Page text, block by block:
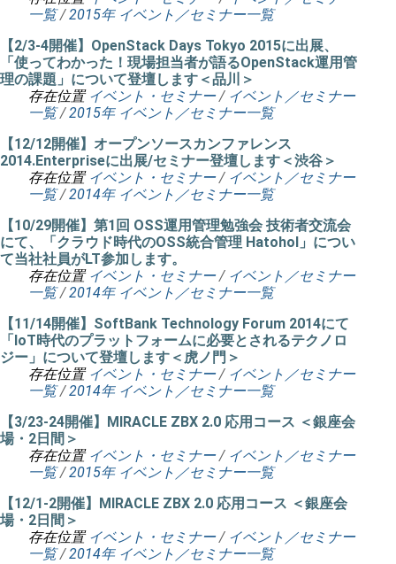
一覧 /2015年 イベント／セミナー一覧
【2/3-4開催】OpenStack Days Tokyo 2015に出展、
「使ってわかった！現場担当者が語るOpenStack運用管
理の課題」について登壇します＜品川＞
存在位置 イベント・セミナー / イベント／セミナー
一覧 /2015年 イベント／セミナー一覧
【12/12開催】オープンソースカンファレンス
2014.Enterpriseに出展/セミナー登壇します＜渋谷＞
存在位置 イベント・セミナー / イベント／セミナー
一覧 /2014年 イベント／セミナー一覧
【10/29開催】第1回 OSS運用管理勉強会 技術者交流会
にて、「クラウド時代のOSS統合管理 Hatohol」につい
て当社社員がLT参加します。
存在位置 イベント・セミナー / イベント／セミナー
一覧 /2014年 イベント／セミナー一覧
【11/14開催】SoftBank Technology Forum 2014にて
「IoT時代のプラットフォームに必要とされるテクノロ
ジー」について登壇します＜虎ノ門＞
存在位置 イベント・セミナー / イベント／セミナー
一覧 /2014年 イベント／セミナー一覧
【3/23-24開催】MIRACLE ZBX 2.0 応用コース ＜銀座会
場・2日間＞
存在位置 イベント・セミナー / イベント／セミナー
一覧 /2015年 イベント／セミナー一覧
【12/1-2開催】MIRACLE ZBX 2.0 応用コース ＜銀座会
場・2日間＞
存在位置 イベント・セミナー / イベント／セミナー
一覧 /2014年 イベント／セミナー一覧